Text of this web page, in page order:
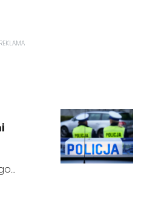
REKLAMA
komentarzy artykułu: